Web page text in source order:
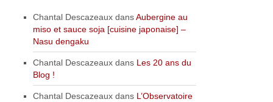
Chantal Descazeaux dansAubergine au
miso et sauce soja [cuisine japonaise] –
Nasu dengaku
Chantal Descazeaux dans Les 20 ans du
Blog !
Chantal Descazeaux dans L’Observatoire